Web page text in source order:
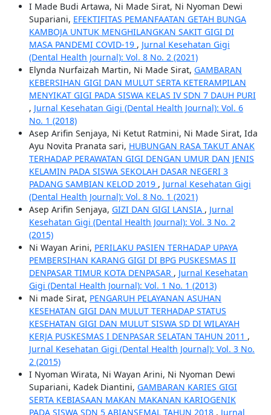
I Made Budi Artawa, Ni Made Sirat, Ni Nyoman Dewi
Supariani, EFEKTIFITAS PEMANFAATAN GETAH BUNGA
KAMBOJA UNTUK MENGHILANGKAN SAKIT GIGI DI
MASA PANDEMI COVID-19 , Jurnal Kesehatan Gigi
(Dental Health Journal): Vol. 8 No. 2 (2021)
Elynda Nurfaizah Martin, Ni Made Sirat, GAMBARAN
KEBERSIHAN GIGI DAN MULUT SERTA KETERAMPILAN
MENYIKAT GIGI PADA SISWA KELAS IV SDN 7 DAUH PURI
, Jurnal Kesehatan Gigi (Dental Health Journal): Vol. 6
No. 1 (2018)
Asep Arifin Senjaya, Ni Ketut Ratmini, Ni Made Sirat, Ida
Ayu Novita Pranata sari, HUBUNGAN RASA TAKUT ANAK
TERHADAP PERAWATAN GIGI DENGAN UMUR DAN JENIS
KELAMIN PADA SISWA SEKOLAH DASAR NEGERI 3
PADANG SAMBIAN KELOD 2019 , Jurnal Kesehatan Gigi
(Dental Health Journal): Vol. 8 No. 1 (2021)
Asep Arifin Senjaya, GIZI DAN GIGI LANSIA , Jurnal
Kesehatan Gigi (Dental Health Journal): Vol. 3 No. 2
(2015)
Ni Wayan Arini, PERILAKU PASIEN TERHADAP UPAYA
PEMBERSIHAN KARANG GIGI DI BPG PUSKESMAS II
DENPASAR TIMUR KOTA DENPASAR , Jurnal Kesehatan
Gigi (Dental Health Journal): Vol. 1 No. 1 (2013)
Ni made Sirat, PENGARUH PELAYANAN ASUHAN
KESEHATAN GIGI DAN MULUT TERHADAP STATUS
KESEHATAN GIGI DAN MULUT SISWA SD DI WILAYAH
KERJA PUSKESMAS I DENPASAR SELATAN TAHUN 2011 ,
Jurnal Kesehatan Gigi (Dental Health Journal): Vol. 3 No.
2 (2015)
I Nyoman Wirata, Ni Wayan Arini, Ni Nyoman Dewi
Supariani, Kadek Diantini, GAMBARAN KARIES GIGI
SERTA KEBIASAAN MAKAN MAKANAN KARIOGENIK
PADA SISWA SDN 5 ABIANSEMAL TAHUN 2018 , Jurnal